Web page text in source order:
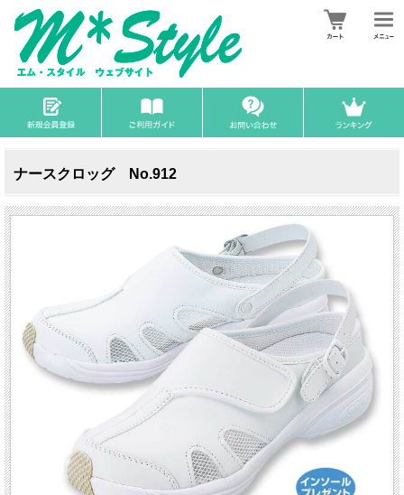
ナースクロッグ No.912